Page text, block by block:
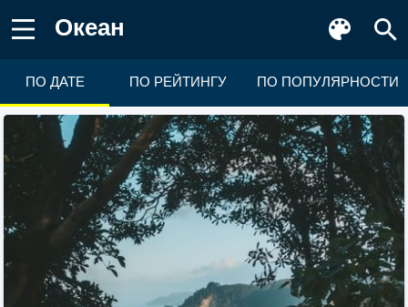
Океан
ПО ДАТЕ ПО РЕЙТИНГУ ПО ПОПУЛЯРНОСТИ